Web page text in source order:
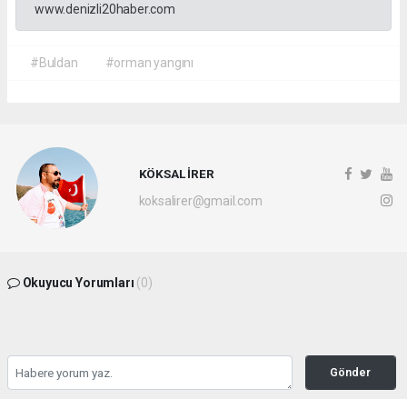
www.denizli20haber.com
#Buldan #orman yangını
KÖKSAL İRER
koksalirer@gmail.com
Okuyucu Yorumları (0)
Gönder